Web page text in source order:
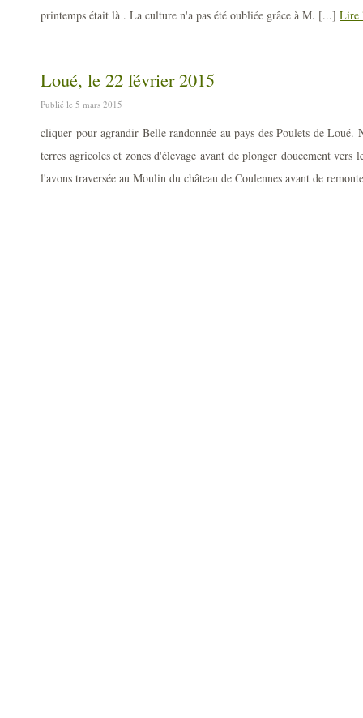
printemps était là . La culture n'a pas été oubliée grâce à M. [...] Lire
Loué, le 22 février 2015
Publié le 5 mars 2015
cliquer pour agrandir Belle randonnée au pays des Poulets de Loué.
terres agricoles et zones d'élevage avant de plonger doucement vers
l'avons traversée au Moulin du château de Coulennes avant de